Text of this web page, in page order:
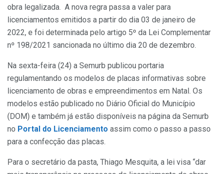
obra legalizada. A nova regra passa a valer para
licenciamentos emitidos a partir do dia 03 de janeiro de
2022, e foi determinada pelo artigo 5º da Lei Complementar
nº 198/2021 sancionada no último dia 20 de dezembro.
Na sexta-feira (24) a Semurb publicou portaria
regulamentando os modelos de placas informativas sobre
licenciamento de obras e empreendimentos em Natal. Os
modelos estão publicado no Diário Oficial do Município
(DOM) e também já estão disponíveis na página da Semurb
no Portal do Licenciamento assim como o passo a passo
para a confecção das placas.
Para o secretário da pasta, Thiago Mesquita, a lei visa “dar